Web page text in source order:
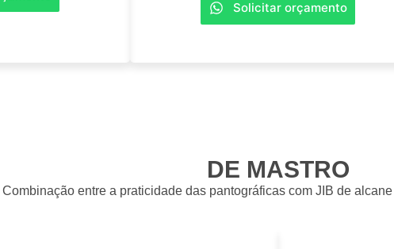
Solicitar orçamento
DE MASTRO
Combinação entre a praticidade das pantográficas com JIB de